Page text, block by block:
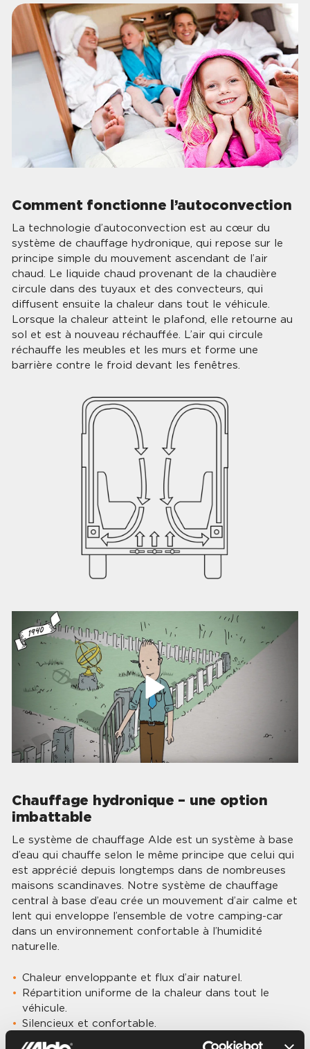
Comment fonctionne l’autoconvection
La technologie d’autoconvection est au cœur du
système de chauffage hydronique, qui repose sur le
principe simple du mouvement ascendant de l’air
chaud. Le liquide chaud provenant de la chaudière
circule dans des tuyaux et des convecteurs, qui
diffusent ensuite la chaleur dans tout le véhicule.
Lorsque la chaleur atteint le plafond, elle retourne au
sol et est à nouveau réchauffée. L’air qui circule
réchauffe les meubles et les murs et forme une
barrière contre le froid devant les fenêtres.
Chauffage hydronique – une option
imbattable
Le système de chauffage Alde est un système à base
d’eau qui chauffe selon le même principe que celui qui
est apprécié depuis longtemps dans de nombreuses
maisons scandinaves. Notre système de chauffage
central à base d’eau crée un mouvement d’air calme et
lent qui enveloppe l’ensemble de votre camping-car
dans un environnement confortable à l’humidité
naturelle.
Chaleur enveloppante et flux d’air naturel.
Répartition uniforme de la chaleur dans tout le
véhicule.
Silencieux et confortable.
Peut fonctionner aussi bien au gaz ou Diesel qu’à